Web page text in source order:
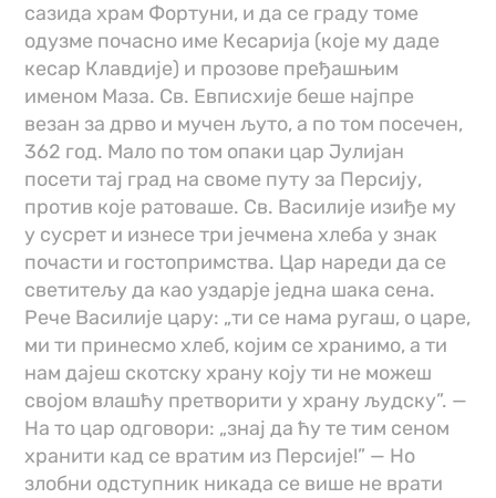
сазида храм Фортуни, и да се граду томе
одузме почасно име Кесарија (које му даде
кесар Клавдије) и прозове пређашњим
именом Маза. Св. Евписхије беше најпре
везан за дрво и мучен љуто, а по том посечен,
362 год. Мало по том опаки цар Јулијан
посети тај град на своме путу за Персију,
против које ратоваше. Св. Василије изиђе му
у сусрет и изнесе три јечмена хлеба у знак
почасти и гостопримства. Цар нареди да се
светитељу да као уздарје једна шака сена.
Рече Василије цару: „ти се нама ругаш, о царе,
ми ти принесмо хлеб, којим се хранимо, а ти
нам дајеш скотску храну коју ти не можеш
својом влашћу претворити у храну људску”. —
На то цар одговори: „знај да ћу те тим сеном
хранити кад се вратим из Персије!” — Но
злобни одступник никада се више не врати